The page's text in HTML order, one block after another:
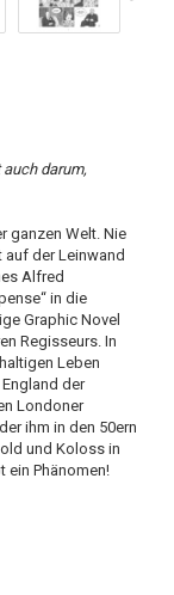
darum,
ganzen Welt. Nie
auf der Leinwand
Alfred
in die
Graphic Novel
Regisseurs. In
Leben
der
Londoner
ihm in den 50ern
und Koloss in
ein Phänomen!